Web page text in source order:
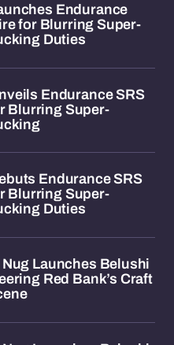
Endurance
for Blurring Super-
Duties
Endurance SRS
Blurring Super-
Endurance SRS
Blurring Super-
Duties
Launches Belushi
Red Bank’s Craft